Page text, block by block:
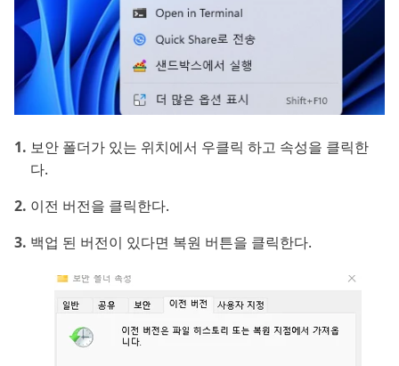
보안 폴더가 있는 위치에서 우클릭 하고 속성을 클릭한
다.
이전 버전을 클릭한다.
백업 된 버전이 있다면 복원 버튼을 클릭한다.